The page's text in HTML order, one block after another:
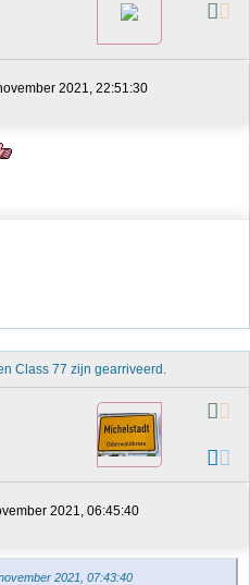
2021, 22:51:30
Class 77 zijn gearriveerd.
2021, 06:45:40
2021, 07:43:40